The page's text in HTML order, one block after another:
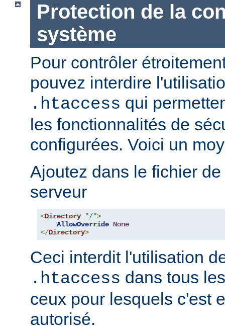
Protection de la
système
Pour contrôler
pouvez interdire
.htaccess qui
les fonctionnalités de
configurées. Voici un
Ajoutez dans le fichier
serveur
<Directory "/">
AllowOverride None
</Directory>
Ceci interdit l'utilisation
.htaccess dans tous
ceux pour lesquels c'est
autorisé.